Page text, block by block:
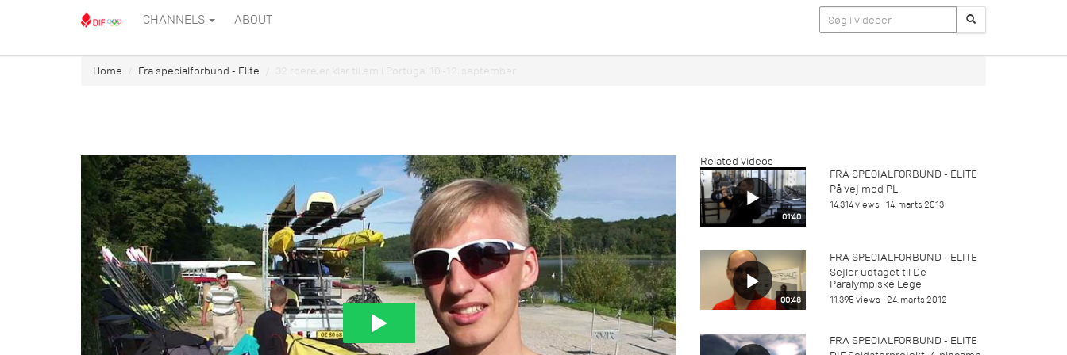
CHANNELS ABOUT
Home Fra specialforbund - Elite 32 roere er klar til em i Portugal 10.-12. september
Related videos
01:40
FRA SPECIALFORBUND - ELITE
På vej mod PL
14.314 views 14. marts 2013
00:48
FRA SPECIALFORBUND - ELITE
Sejler udtaget til De
Paralympiske Lege
11.395 views 24. marts 2012
FRA SPECIALFORBUND - ELITE